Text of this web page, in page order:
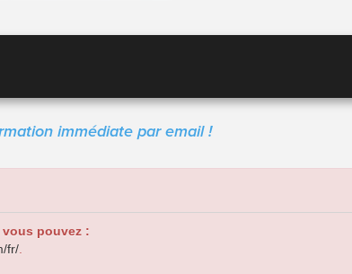
immédiate par email !
pouvez :
fr/